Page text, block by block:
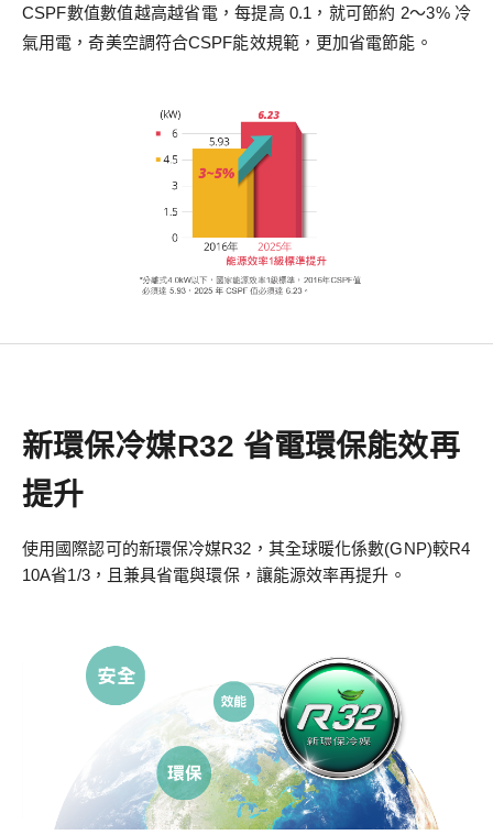
CSPF數值數值越高越省電，每提高 0.1，就可節約 2～3% 冷
氣用電，奇美空調符合CSPF能效規範，更加省電節能。
新環保冷媒R32 省電環保能效再
提升
使用國際認可的新環保冷媒R32，其全球暖化係數(GNP)較R4
10A省1/3，且兼具省電與環保，讓能源效率再提升。